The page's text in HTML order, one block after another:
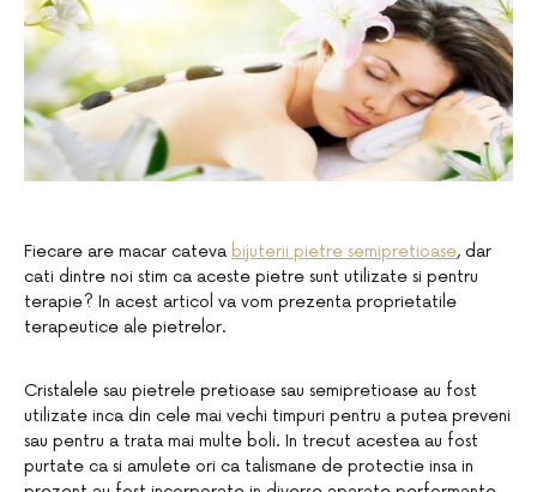
Fiecare are macar cateva bijuterii pietre semipretioase, dar
cati dintre noi stim ca aceste pietre sunt utilizate si pentru
terapie? In acest articol va vom prezenta proprietatile
terapeutice ale pietrelor.
Cristalele sau pietrele pretioase sau semipretioase au fost
utilizate inca din cele mai vechi timpuri pentru a putea preveni
sau pentru a trata mai multe boli. In trecut acestea au fost
purtate ca si amulete ori ca talismane de protectie insa in